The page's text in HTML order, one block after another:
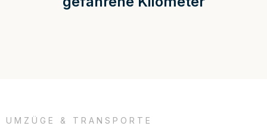
UMZÜGE & TRANSPORTE